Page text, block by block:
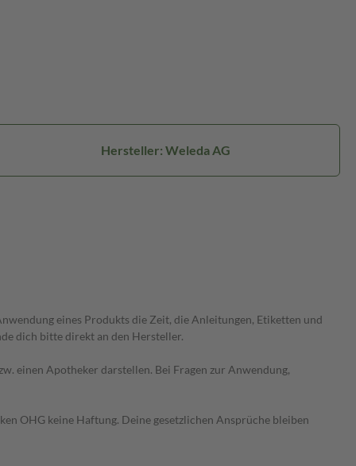
Hersteller: Weleda AG
eines Produkts die Zeit, die Anleitungen, Etiketten und
dich bitte direkt an den Hersteller.
einen Apotheker darstellen. Bei Fragen zur Anwendung,
OHG keine Haftung. Deine gesetzlichen Ansprüche bleiben